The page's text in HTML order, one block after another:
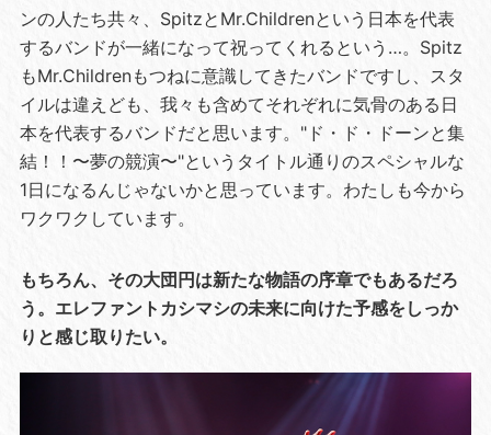
ンの人たち共々、SpitzとMr.Childrenという日本を代表
するバンドが一緒になって祝ってくれるという…。Spitz
もMr.Childrenもつねに意識してきたバンドですし、スタ
イルは違えども、我々も含めてそれぞれに気骨のある日
本を代表するバンドだと思います。"ド・ド・ドーンと集
結！！〜夢の競演〜"というタイトル通りのスペシャルな
1日になるんじゃないかと思っています。わたしも今から
ワクワクしています。
もちろん、その大団円は新たな物語の序章でもあるだろ
う。エレファントカシマシの未来に向けた予感をしっか
りと感じ取りたい。